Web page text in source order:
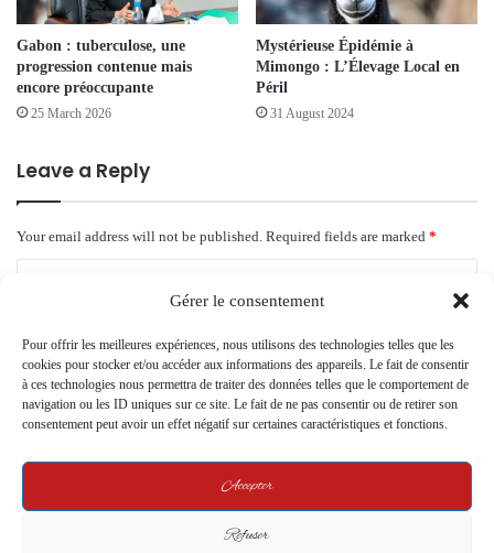
Gérer le consentement
Pour offrir les meilleures expériences, nous utilisons des technologies telles que les
cookies pour stocker et/ou accéder aux informations des appareils. Le fait de consentir
à ces technologies nous permettra de traiter des données telles que le comportement de
navigation ou les ID uniques sur ce site. Le fait de ne pas consentir ou de retirer son
consentement peut avoir un effet négatif sur certaines caractéristiques et fonctions.
Accepter
Refuser
Gabon : tuberculose, une
progression contenue mais
encore préoccupante
25 March 2026
Mystérieuse Épidémie à
Mimongo : L’Élevage Local en
Péril
31 August 2024
Leave a Reply
Your email address will not be published. Required fields are marked *
C
m
m
e
*Name*